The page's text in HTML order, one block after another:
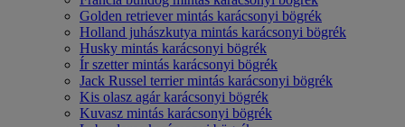
Golden retriever mintás karácsonyi bögrék
Holland juhászkutya mintás karácsonyi bögrék
Husky mintás karácsonyi bögrék
Ír szetter mintás karácsonyi bögrék
Jack Russel terrier mintás karácsonyi bögrék
Kis olasz agár karácsonyi bögrék
Kuvasz mintás karácsonyi bögrék